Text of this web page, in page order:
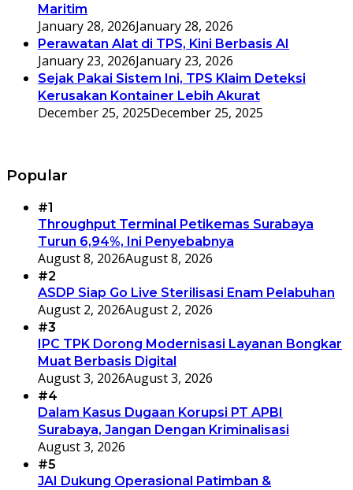
Maritim
January 28, 2026January 28, 2026
Perawatan Alat di TPS, Kini Berbasis AI
January 23, 2026January 23, 2026
Sejak Pakai Sistem Ini, TPS Klaim Deteksi
Kerusakan Kontainer Lebih Akurat
December 25, 2025December 25, 2025
Popular
#1
Throughput Terminal Petikemas Surabaya
Turun 6,94%, Ini Penyebabnya
August 8, 2026August 8, 2026
#2
ASDP Siap Go Live Sterilisasi Enam Pelabuhan
August 2, 2026August 2, 2026
#3
IPC TPK Dorong Modernisasi Layanan Bongkar
Muat Berbasis Digital
August 3, 2026August 3, 2026
#4
Dalam Kasus Dugaan Korupsi PT APBI
Surabaya, Jangan Dengan Kriminalisasi
August 3, 2026
#5
JAI Dukung Operasional Patimban &